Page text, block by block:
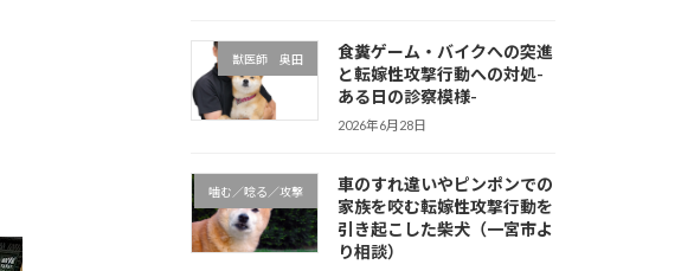
獣医師 奥田
食糞ゲーム・バイクへの突進
と転嫁性攻撃行動への対処-
ある日の診察模様-
2026年6月28日
噛む／唸る／攻撃
車のすれ違いやピンポンでの
家族を咬む転嫁性攻撃行動を
引き起こした柴犬（一宮市よ
り相談）